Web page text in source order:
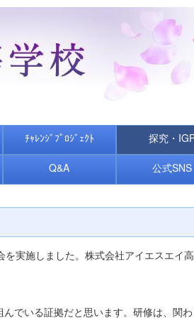
ﾁｬﾚﾝｼﾞﾌﾟﾛｼﾞｪｸﾄ 探究・
Q&A 公式SNS
実施しました。株式会社アイエスエイ
でいる証拠だと思います。研修は、関